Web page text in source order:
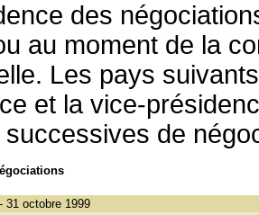
des
au moment de la
Les pays
et la vice-
de
31 octobre 1999